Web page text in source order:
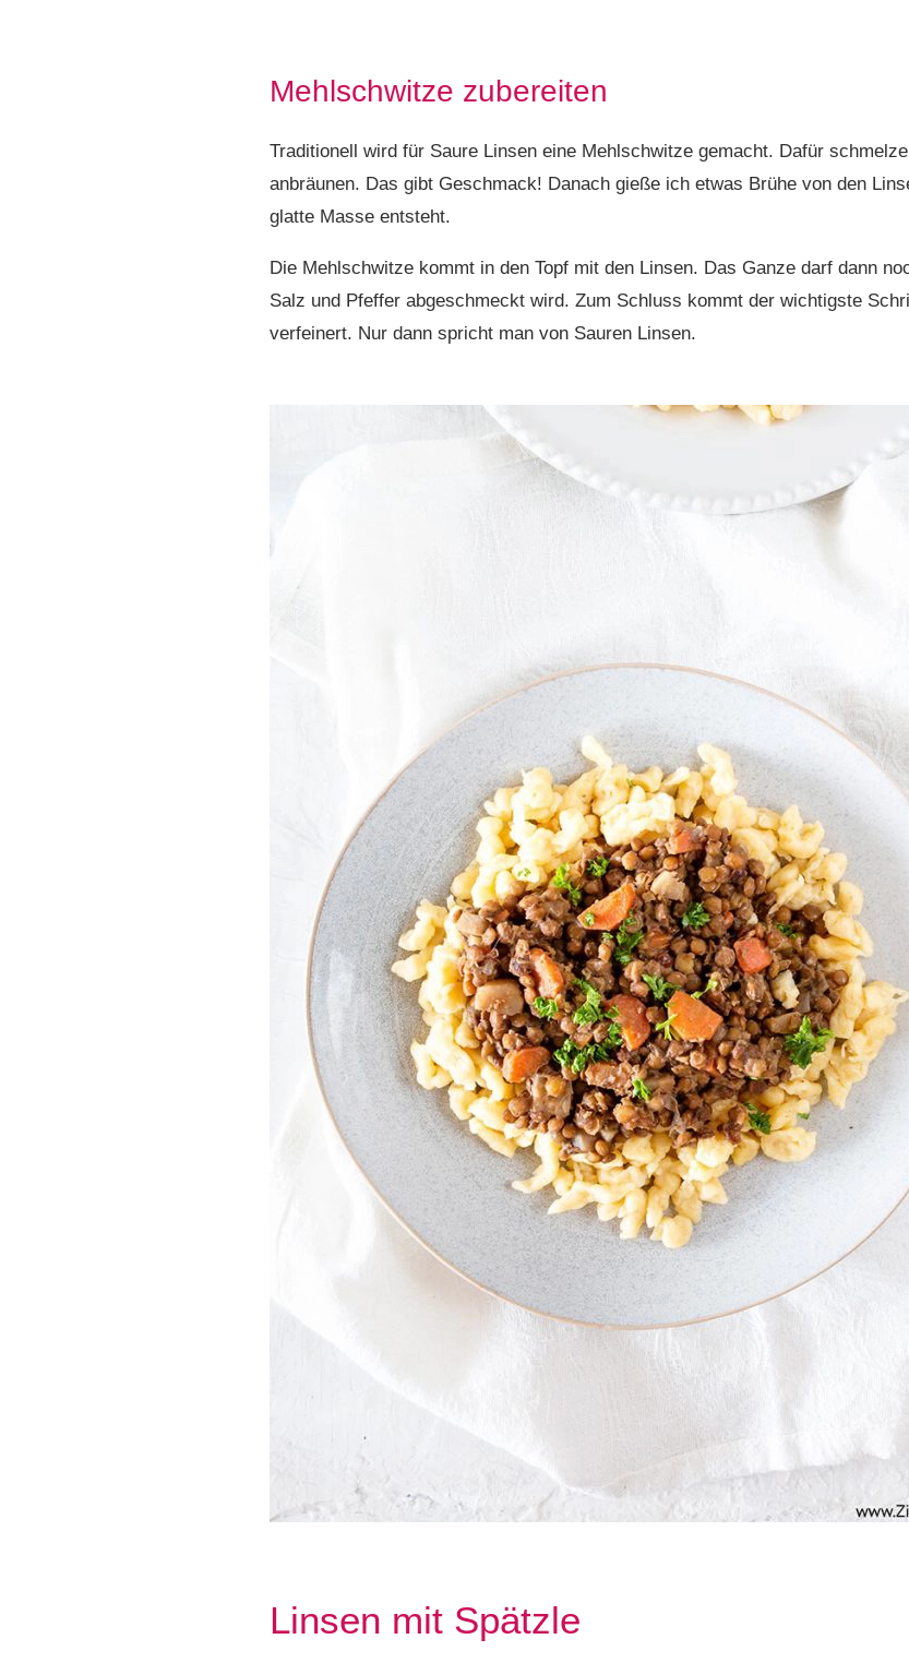
Mehlschwitze zubereiten
Traditionell wird für Saure Linsen eine Mehlschwitze gemacht. Dafür
anbräunen. Das gibt Geschmack! Danach gieße ich etwas Brühe von den
glatte Masse entsteht.
Die Mehlschwitze kommt in den Topf mit den Linsen. Das Ganze darf dann
Salz und Pfeffer abgeschmeckt wird. Zum Schluss kommt der wichtigste
verfeinert. Nur dann spricht man von Sauren Linsen.
Linsen mit Spätzle